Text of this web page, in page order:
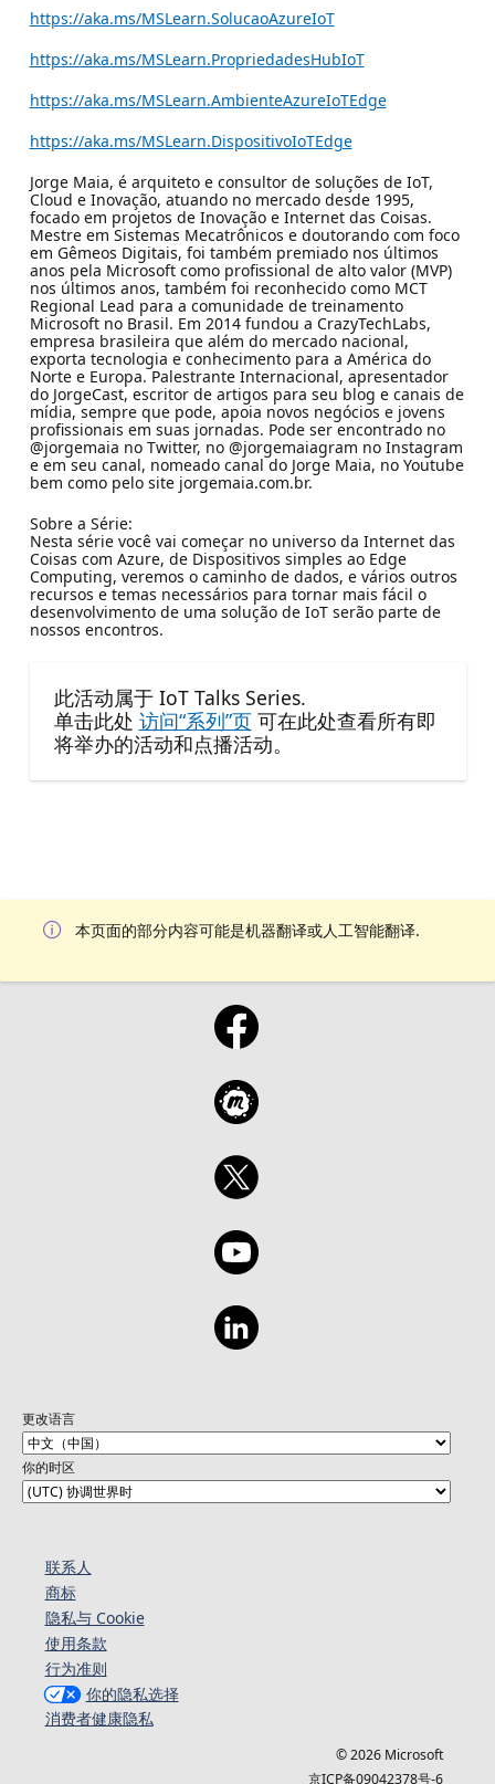
https://aka.ms/MSLearn.SolucaoAzureIoT
https://aka.ms/MSLearn.PropriedadesHubIoT
https://aka.ms/MSLearn.AmbienteAzureIoTEdge
https://aka.ms/MSLearn.DispositivoIoTEdge
Jorge Maia, é arquiteto e consultor de soluções de IoT,
Cloud e Inovação, atuando no mercado desde 1995,
focado em projetos de Inovação e Internet das Coisas.
Mestre em Sistemas Mecatrônicos e doutorando com foco
em Gêmeos Digitais, foi também premiado nos últimos
anos pela Microsoft como profissional de alto valor (MVP)
nos últimos anos, também foi reconhecido como MCT
Regional Lead para a comunidade de treinamento
Microsoft no Brasil. Em 2014 fundou a CrazyTechLabs,
empresa brasileira que além do mercado nacional,
exporta tecnologia e conhecimento para a América do
Norte e Europa. Palestrante Internacional, apresentador
do JorgeCast, escritor de artigos para seu blog e canais de
mídia, sempre que pode, apoia novos negócios e jovens
profissionais em suas jornadas. Pode ser encontrado no
@jorgemaia no Twitter, no @jorgemaiagram no Instagram
e em seu canal, nomeado canal do Jorge Maia, no Youtube
bem como pelo site jorgemaia.com.br.
Sobre a Série:
Nesta série você vai começar no universo da Internet das
Coisas com Azure, de Dispositivos simples ao Edge
Computing, veremos o caminho de dados, e vários outros
recursos e temas necessários para tornar mais fácil o
desenvolvimento de uma solução de IoT serão parte de
nossos encontros.
此活动属于 IoT Talks Series.
单击此处 访问“系列”页可在此处查看所有即
将举办的活动和点播活动。
本页面的部分内容可能是机器翻译或人工智能翻译.
更改语言
你的时区
联系人
商标
隐私与 Cookie
使用条款
行为准则
你的隐私选择
消费者健康隐私
© 2026 Microsoft
京ICP备09042378号-6